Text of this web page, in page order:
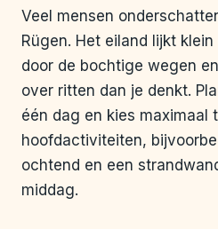
Veel mensen
Rügen. Het eiland lijkt
door de bochtige wegen
over ritten dan je denkt.
één dag en kies maximaal
hoofdactiviteiten,
ochtend en een
middag.